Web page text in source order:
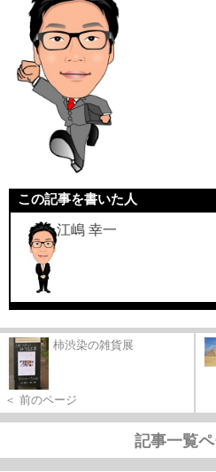
この記事を書いた人
江嶋 幸一
柿渋染の雑貨展
＜ 前のページ
記事一覧